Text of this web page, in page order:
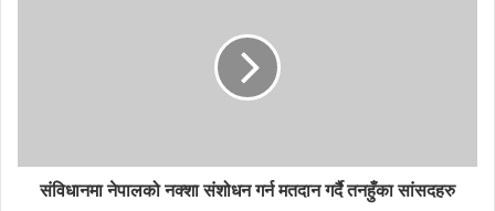
संविधानमा नेपालको नक्शा संशोधन गर्न मतदान गर्दै तनहुँका सांसदहरु